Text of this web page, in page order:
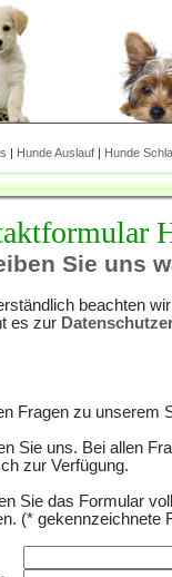
| Hunde Auslauf | Hunde
Sie uns
beachten
es zur
Fragen zu unserem
Sie uns. Bei allen
zur Verfügung.
Sie das Formular
(* gekennzeichnete